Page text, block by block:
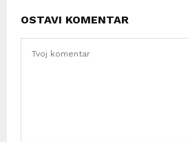
OSTAVI KOMENTAR